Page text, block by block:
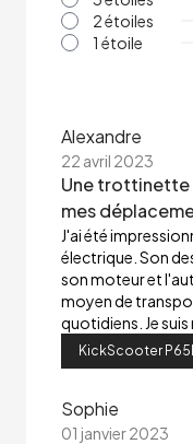
2 étoiles
1 étoile
Alexandre
22 avril 2023
Une trottinette
mes
J'ai été
électrique. Son
son moteur et
moyen de
quotidiens. Je
KickScooter
Sophie
01 janvier 2023